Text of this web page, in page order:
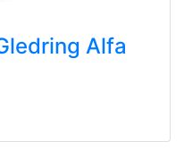
Alfa